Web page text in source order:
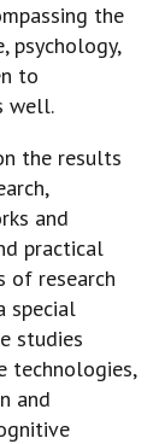
the
psychology,
to
well.
the results
and
practical
of research
special
studies
technologies,
and